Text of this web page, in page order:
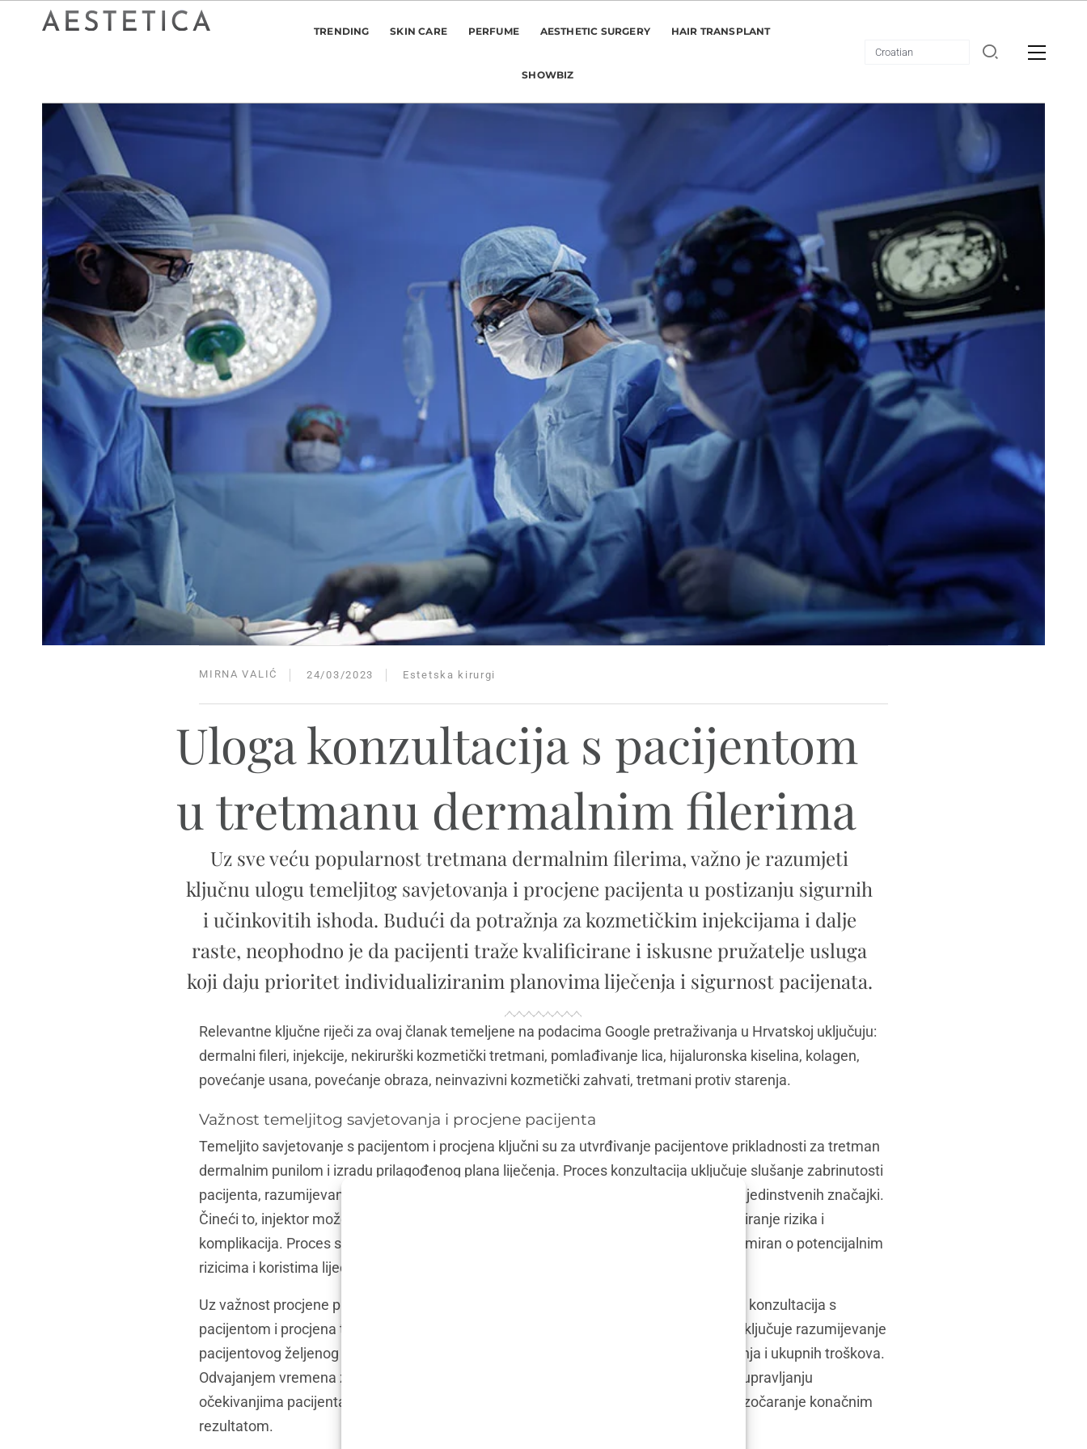
TRENDING SKIN CARE PERFUME AESTHETIC SURGERY HAIR TRANSPLANT
SHOWBIZ
MIRNA VALIĆ 24/03/2023 Estetska kirurgi
Uloga konzultacija s pacijentom
u tretmanu dermalnim filerima
Uz sve veću popularnost tretmana dermalnim filerima, važno je razumjeti
ključnu ulogu temeljitog savjetovanja i procjene pacijenta u postizanju sigurnih
i učinkovitih ishoda. Budući da potražnja za kozmetičkim injekcijama i dalje
raste, neophodno je da pacijenti traže kvalificirane i iskusne pružatelje usluga
koji daju prioritet individualiziranim planovima liječenja i sigurnost pacijenata.
Relevantne ključne riječi za ovaj članak temeljene na podacima Google pretraživanja u Hrvatskoj uključuju:
dermalni fileri, injekcije, nekirurški kozmetički tretmani, pomlađivanje lica, hijaluronska kiselina, kolagen,
povećanje usana, povećanje obraza, neinvazivni kozmetički zahvati, tretmani protiv starenja.
Važnost temeljitog savjetovanja i procjene pacijenta
Temeljito savjetovanje s pacijentom i procjena ključni su za utvrđivanje pacijentove prikladnosti za tretman
dermalnim punilom i izradu prilagođenog plana liječenja. Proces konzultacija uključuje slušanje zabrinutosti
pacijenta, razumijevanje njihovih motiva i ispitivanje njihove anatomije lica, tipa kože i jedinstvenih značajki.
Čineći to, injektor može prilagoditi liječenje kako bi postigao željeni ishod uz minimaliziranje rizika i
komplikacija. Proces savjetovanja također pomaže osigurati da je pacijent dobro informiran o potencijalnim
rizicima i koristima liječenja.
Uz važnost procjene pacijentove anatomije, tipa kože i jedinstvenih značajki, temeljita konzultacija s
pacijentom i procjena također uključuju utvrđivanje ciljeva i očekivanja pacijenta. To uključuje razumijevanje
pacijentovog željenog ishoda, kao i njegovih očekivanja u pogledu dugotrajnosti liječenja i ukupnih troškova.
Odvajanjem vremena za razumijevanje očekivanja pacijenta, injektor može pomoći u upravljanju
očekivanjima pacijenta, razgovarati o realnim ishodima i spriječiti nezadovoljstvo ili razočaranje konačnim
rezultatom.